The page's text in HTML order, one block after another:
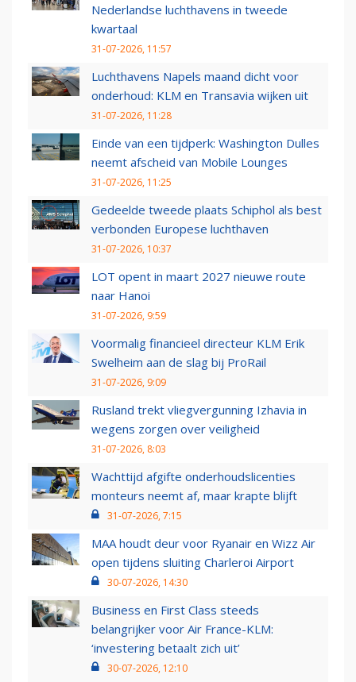
Nederlandse luchthavens in tweede
kwartaal
31-07-2026, 11:57
Luchthavens Napels maand dicht voor
onderhoud: KLM en Transavia wijken uit
31-07-2026, 11:28
Einde van een tijdperk: Washington Dulles
neemt afscheid van Mobile Lounges
31-07-2026, 11:25
Gedeelde tweede plaats Schiphol als best
verbonden Europese luchthaven
31-07-2026, 10:37
LOT opent in maart 2027 nieuwe route
naar Hanoi
31-07-2026, 9:59
Voormalig financieel directeur KLM Erik
Swelheim aan de slag bij ProRail
31-07-2026, 9:09
Rusland trekt vliegvergunning Izhavia in
wegens zorgen over veiligheid
31-07-2026, 8:03
Wachttijd afgifte onderhoudslicenties
monteurs neemt af, maar krapte blijft
31-07-2026, 7:15
MAA houdt deur voor Ryanair en Wizz Air
open tijdens sluiting Charleroi Airport
30-07-2026, 14:30
Business en First Class steeds
belangrijker voor Air France-KLM:
‘investering betaalt zich uit’
30-07-2026, 12:10